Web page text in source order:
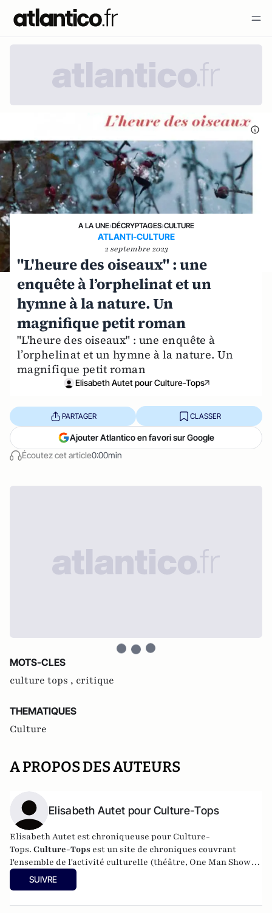
A LA UNE›DÉCRYPTAGES›CULTURE
ATLANTI-CULTURE
2 septembre 2023
"L'heure des oiseaux" : une
enquête à l’orphelinat et un
hymne à la nature. Un
magnifique petit roman
"L'heure des oiseaux" : une enquête à
l’orphelinat et un hymne à la nature. Un
magnifique petit roman
Elisabeth Autet pour Culture-Tops
Écoutez cet article0:00min
PARTAGER CLASSER
Ajouter Atlantico en favori sur Google
MOTS-CLES
culture tops , critique
THEMATIQUES
Culture
A PROPOS DES AUTEURS
Elisabeth Autet pour Culture-Tops
Elisabeth Autet est chroniqueuse pour Culture-
Tops. Culture-Tops est un site de chroniques couvrant
l'ensemble de l'activité culturelle (théâtre, One Man Shows,
opéras, ballets, spectacles divers, cinéma, expos, livres,
etc.).
SUIVRE